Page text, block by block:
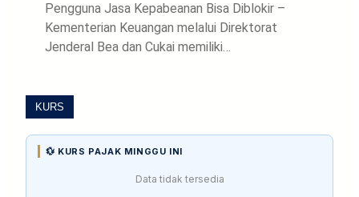
Pengguna Jasa Kepabeanan Bisa Diblokir –
Kementerian Keuangan melalui Direktorat
Jenderal Bea dan Cukai memiliki…
KURS
💱 KURS PAJAK MINGGU INI
Data tidak tersedia